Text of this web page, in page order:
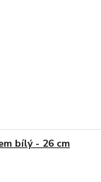
bílý - 26 cm